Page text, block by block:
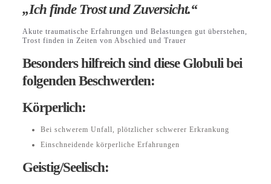
„Ich finde Trost und Zuversicht.“
Akute traumatische Erfahrungen und Belastungen gut überstehen,
Trost finden in Zeiten von Abschied und Trauer
Besonders hilfreich sind diese Globuli bei
folgenden Beschwerden:
Körperlich:
Bei schwerem Unfall, plötzlicher schwerer Erkrankung
Einschneidende körperliche Erfahrungen
Geistig/Seelisch: